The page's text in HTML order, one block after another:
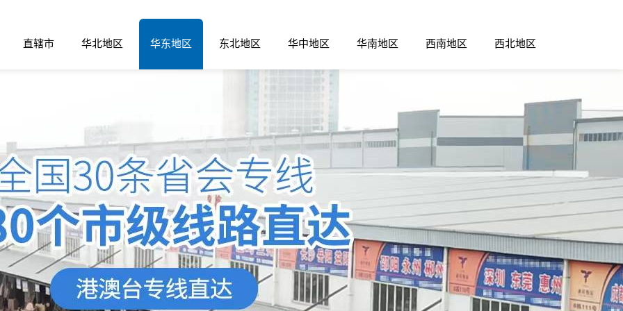
直辖市 华北地区 华东地区 东北地区 华中地区 华南地区 西南地区 西北地区